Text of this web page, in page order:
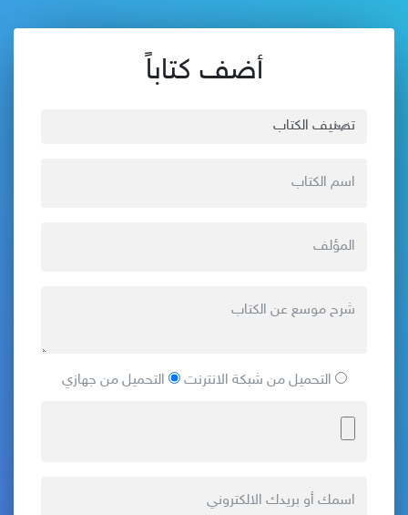
أضف كتاباً
التحميل من شبكة الانترنت التحميل من جهازي